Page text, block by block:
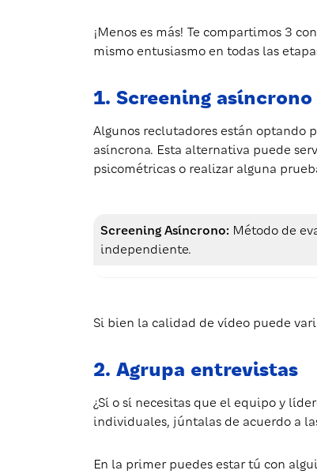
¡Menos es más! Te compartimos 3
mismo entusiasmo en todas las
1. Screening asíncrono
Algunos reclutadores están optando
asíncrona. Esta alternativa puede
psicométricas o realizar alguna
Screening Asíncrono: Método de
independiente.
Si bien la calidad de vídeo puede
2. Agrupa entrevistas
¿Sí o sí necesitas que el equipo y
individuales, júntalas de acuerdo a
En la primer puedes estar tú con